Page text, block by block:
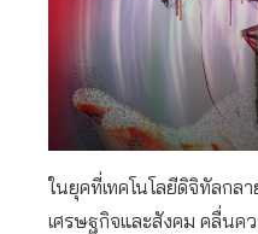
ในยุคที่เทคโนโลยีดิจิทัลกล
เศรษฐกิจและสังคม คลื่นค